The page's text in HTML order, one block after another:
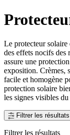
Le protecteur solaire
des effets nocifs
assure une
exposition. Crèmes,
facile et homogène
protection solaire
les signes visibles
Filtrer les résultats
Filtrer les résultats